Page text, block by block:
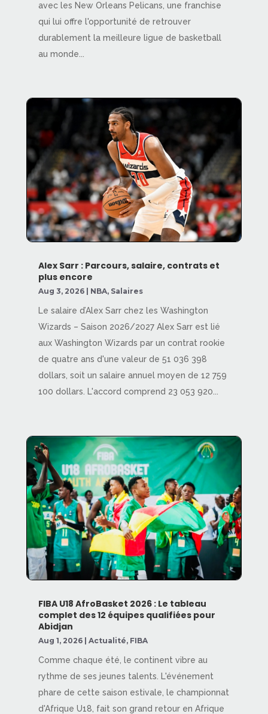
avec les New Orleans Pelicans, une franchise
qui lui offre l'opportunité de retrouver
durablement la meilleure ligue de basketball
au monde...
Alex Sarr : Parcours, salaire, contrats et
plus encore
Aug 3, 2026| NBA, Salaires
Le salaire d’Alex Sarr chez les Washington
Wizards – Saison 2026/2027 Alex Sarr est lié
aux Washington Wizards par un contrat rookie
de quatre ans d'une valeur de 51 036 398
dollars, soit un salaire annuel moyen de 12 759
100 dollars. L'accord comprend 23 053 920...
FIBA U18 AfroBasket 2026 : Le tableau
complet des 12 équipes qualifiées pour
Abidjan
Aug 1, 2026| Actualité, FIBA
Comme chaque été, le continent vibre au
rythme de ses jeunes talents. L'événement
phare de cette saison estivale, le championnat
d'Afrique U18, fait son grand retour en Afrique